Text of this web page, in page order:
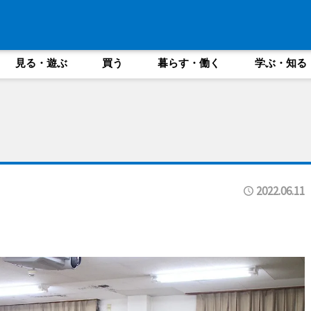
見る・遊ぶ 買う 暮らす・働く 学ぶ・知る
2022.06.11